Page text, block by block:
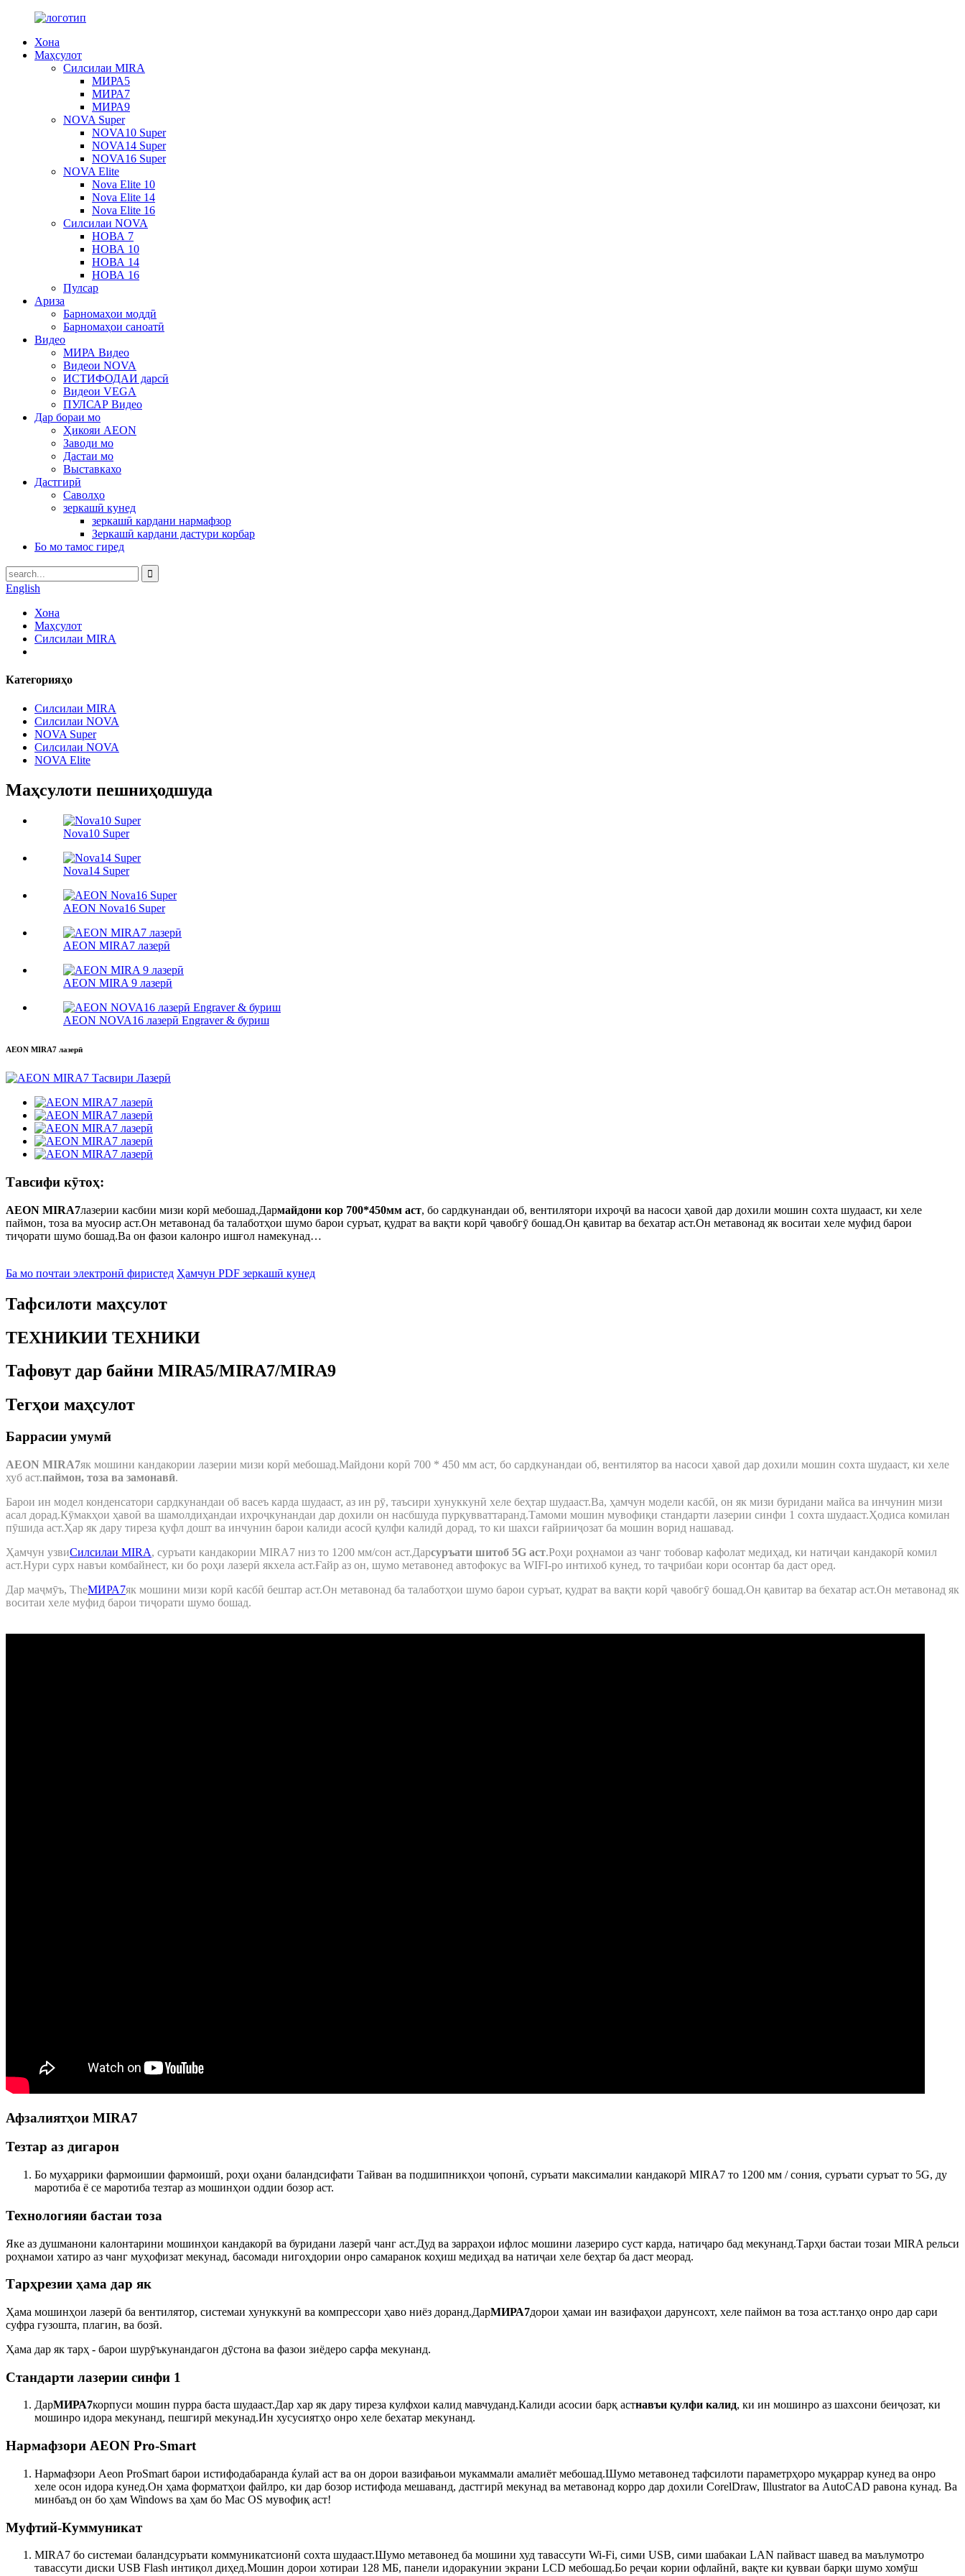
Хона
Маҳсулот
Силсилаи MIRA
МИРА5
МИРА7
МИРА9
NOVA Super
NOVA10 Super
NOVA14 Super
NOVA16 Super
NOVA Elite
Nova Elite 10
Nova Elite 14
Nova Elite 16
Силсилаи NOVA
НОВА 7
НОВА 10
НОВА 14
НОВА 16
Пулсар
Ариза
Барномаҳои моддӣ
Барномаҳои саноатӣ
Видео
МИРА Видео
Видеои NOVA
ИСТИФОДАИ дарсӣ
Видеои VEGA
ПУЛСАР Видео
Дар бораи мо
Ҳикояи AEON
Заводи мо
Дастаи мо
Выставкахо
Дастгирӣ
Саволҳо
зеркашӣ кунед
зеркашӣ кардани нармафзор
Зеркашӣ кардани дастури корбар
Бо мо тамос гиред
English
Хона
Маҳсулот
Силсилаи MIRA
Категорияҳо
Силсилаи MIRA
Силсилаи NOVA
NOVA Super
Силсилаи NOVA
NOVA Elite
Маҳсулоти пешниҳодшуда
Nova10 Super
Nova14 Super
AEON Nova16 Super
AEON MIRA7 лазерӣ
AEON MIRA 9 лазерӣ
AEON NOVA16 лазерӣ Engraver & буриш
AEON MIRA7 лазерӣ
Тавсифи кӯтоҳ:
AEON MIRA7лазерии касбии мизи корӣ мебошад.Дармайдони кор 700*450мм аст, бо сардкунандаи об, вентилятори ихроҷӣ ва насоси ҳавоӣ дар дохили мошин сохта шудааст, ки хеле
паймон, тоза ва муосир аст.Он метавонад ба талаботҳои шумо барои суръат, қудрат ва вақти корӣ ҷавобгӯ бошад.Он қавитар ва бехатар аст.Он метавонад як воситаи хеле муфид барои
тиҷорати шумо бошад.Ва он фазои калонро ишғол намекунад…
Ба мо почтаи электронӣ фиристед Ҳамчун PDF зеркашӣ кунед
Тафсилоти маҳсулот
ТЕХНИКИИ ТЕХНИКИ
Тафовут дар байни MIRA5/MIRA7/MIRA9
Тегҳои маҳсулот
Баррасии умумӣ
AEON MIRA7як мошини кандакории лазерии мизи корӣ мебошад.Майдони корӣ 700 * 450 мм аст, бо сардкунандаи об, вентилятор ва насоси ҳавоӣ дар дохили мошин сохта шудааст, ки хеле
хуб аст.паймон, тоза ва замонавӣ.
Барои ин модел конденсатори сардкунандаи об васеъ карда шудааст, аз ин рӯ, таъсири хунуккунӣ хеле беҳтар шудааст.Ва, ҳамчун модели касбӣ, он як мизи буридани майса ва инчунин мизи
асал дорад.Кӯмакҳои ҳавоӣ ва шамолдиҳандаи ихроҷкунандаи дар дохили он насбшуда пурқувваттаранд.Тамоми мошин мувофиқи стандарти лазерии синфи 1 сохта шудааст.Ҳодиса комилан
пӯшида аст.Ҳар як дару тиреза қуфл дошт ва инчунин барои калиди асосӣ қулфи калидӣ дорад, то ки шахси ғайрииҷозат ба мошин ворид нашавад.
Ҳамчун узвиСилсилаи MIRA, суръати кандакории MIRA7 низ то 1200 мм/сон аст.Дарсуръати шитоб 5G аст.Роҳи роҳнамои аз чанг тобовар кафолат медиҳад, ки натиҷаи кандакорӣ комил
аст.Нури сурх навъи комбайнест, ки бо роҳи лазерӣ якхела аст.Ғайр аз он, шумо метавонед автофокус ва WIFI-ро интихоб кунед, то таҷрибаи кори осонтар ба даст оред.
Дар маҷмӯъ, TheМИРА7як мошини мизи корӣ касбӣ бештар аст.Он метавонад ба талаботҳои шумо барои суръат, қудрат ва вақти корӣ ҷавобгӯ бошад.Он қавитар ва бехатар аст.Он метавонад як
воситаи хеле муфид барои тиҷорати шумо бошад.
Афзалиятҳои MIRA7
Тезтар аз дигарон
Бо муҳаррики фармоишии фармоишӣ, роҳи оҳани баландсифати Тайван ва подшипникҳои ҷопонӣ, суръати максималии кандакорӣ MIRA7 то 1200 мм / сония, суръати суръат то 5G, ду
маротиба ё се маротиба тезтар аз мошинҳои оддии бозор аст.
Технологияи бастаи тоза
Яке аз душманони калонтарини мошинҳои кандакорӣ ва буридани лазерӣ чанг аст.Дуд ва зарраҳои ифлос мошини лазериро суст карда, натиҷаро бад мекунанд.Тарҳи бастаи тозаи MIRA рельси
роҳнамои хатиро аз чанг муҳофизат мекунад, басомади нигоҳдории онро самаранок коҳиш медиҳад ва натиҷаи хеле беҳтар ба даст меорад.
Тарҳрезии ҳама дар як
Ҳама мошинҳои лазерӣ ба вентилятор, системаи хунуккунӣ ва компрессори ҳаво ниёз доранд.ДарМИРА7дорои ҳамаи ин вазифаҳои дарунсохт, хеле паймон ва тоза аст.танҳо онро дар сари
суфра гузошта, плагин, ва бозӣ.
Ҳама дар як тарҳ - барои шурӯъкунандагон дӯстона ва фазои зиёдеро сарфа мекунанд.
Стандарти лазерии синфи 1
ДарМИРА7корпуси мошин пурра баста шудааст.Дар хар як дару тиреза кулфхои калид мавчуданд.Калиди асосии барқ ​​астнавъи қулфи калид, ки ин мошинро аз шахсони беиҷозат, ки
мошинро идора мекунанд, пешгирӣ мекунад.Ин хусусиятҳо онро хеле бехатар мекунанд.
Нармафзори AEON Pro-Smart
Нармафзори Aeon ProSmart барои истифодабаранда ќулай аст ва он дорои вазифањои мукаммали амалиёт мебошад.Шумо метавонед тафсилоти параметрҳоро муқаррар кунед ва онро
хеле осон идора кунед.Он ҳама форматҳои файлро, ки дар бозор истифода мешаванд, дастгирӣ мекунад ва метавонад корро дар дохили CorelDraw, Illustrator ва AutoCAD равона кунад. Ва
минбаъд он бо ҳам Windows ва ҳам бо Mac OS мувофиқ аст!
Муфтий-Куммуникат
MIRA7 бо системаи баландсуръати коммуникатсионӣ сохта шудааст.Шумо метавонед ба мошини худ тавассути Wi-Fi, сими USB, сими шабакаи LAN пайваст шавед ва маълумотро
тавассути диски USB Flash интиқол диҳед.Мошин дорои хотираи 128 МБ, панели идоракунии экрани LCD мебошад.Бо реҷаи кории офлайнӣ, вақте ки қувваи барқи шумо хомӯш